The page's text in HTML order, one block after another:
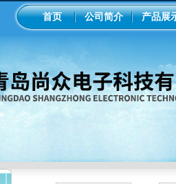
首页 公司简介 产品展